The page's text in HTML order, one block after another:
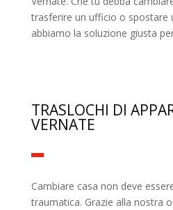
trasferire un ufficio o spostare
abbiamo la soluzione giusta
TRASLOCHI DI
VERNATE
Cambiare casa non deve
traumatica. Grazie alla nostra